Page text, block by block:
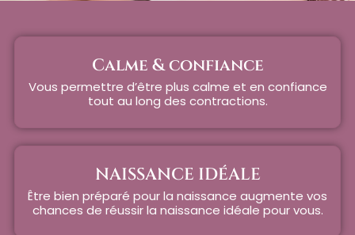
Calme & confiance
Vous permettre d’être plus calme et en confiance
tout au long des contractions.
NAISSANCE IDÉALE
Être bien préparé pour la naissance augmente vos
chances de réussir la naissance idéale pour vous.